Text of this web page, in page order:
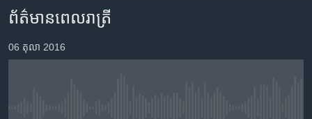
ទំព័រ​
ព័ត៌មាន​​
តែ​
ម្តង
ហេឡូវីអូអេ
កម្ពុជាច្នៃប្រតិដ្ឋ
YouTube Music
ព័ត៌មានពេលរាត្រី
06 តុលា 2016